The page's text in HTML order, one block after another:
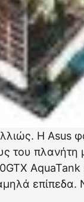
Η Asus
του πλανήτη
επίπεδα.